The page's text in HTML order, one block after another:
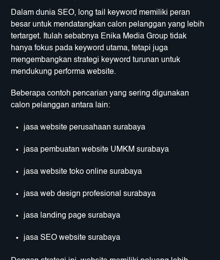
Dalam dunia SEO, long tail keyword memiliki peran
besar untuk mendatangkan calon pelanggan yang lebih
tertarget. Itulah sebabnya Enika Media Group tidak
hanya fokus pada keyword utama, tetapi juga
mengembangkan strategi keyword turunan untuk
mendukung performa website.
Beberapa contoh pencarian yang sering digunakan
calon pelanggan antara lain:
jasa website perusahaan surabaya
jasa pembuatan website UMKM surabaya
jasa website toko online surabaya
jasa web design profesional surabaya
jasa landing page surabaya
jasa SEO website surabaya